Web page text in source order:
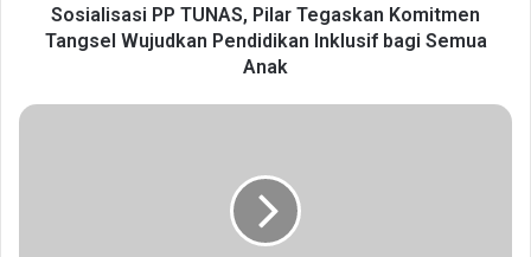
T
Sosialisasi PP TUNAS, Pilar Tegaskan Komitmen
Tangsel Wujudkan Pendidikan Inklusif bagi Semua
Anak
F